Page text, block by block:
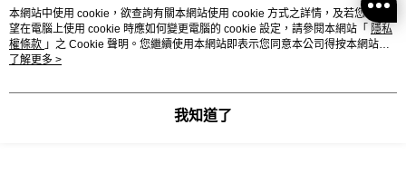
熱門標籤
本網站中使用 cookie，欲查詢有關本網站使用 cookie 方式之詳情，及若您不希
望在電腦上使用 cookie 時應如何變更電腦的 cookie 設定，請參閱本網站「 隱私
權條款 」之 Cookie 聲明。您繼續使用本網站即表示您同意本公司得按本網站使
用條款之 Cookie 聲明使用 cookie。
了解更多 >
我知道了